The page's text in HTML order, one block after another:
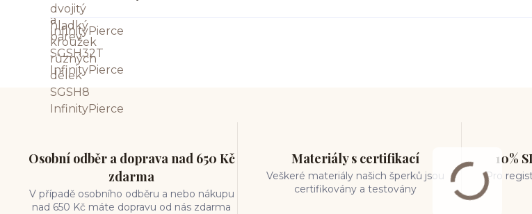
Osobní odběr a doprava nad 650 Kč
zdarma
V případě osobního odběru a nebo nákupu
nad 650 Kč máte dopravu od nás zdarma
Materiály s certifikací
Veškeré materiály našich šperků jsou
certifikovány a testovány
10%
Pro